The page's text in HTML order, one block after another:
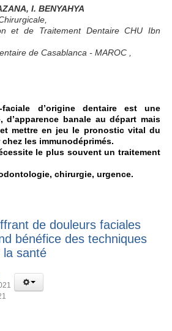
I. BENYAHYA
et de Traitement Dentaire CHU Ibn
de Casablanca - MAROC ,
d’origine dentaire est une
d’apparence banale au départ mais
mettre en jeu le pronostic vital du
les immunodéprimés.
le plus souvent un traitement
chirurgie, urgence.
de douleurs faciales
bénéfice des techniques
la santé